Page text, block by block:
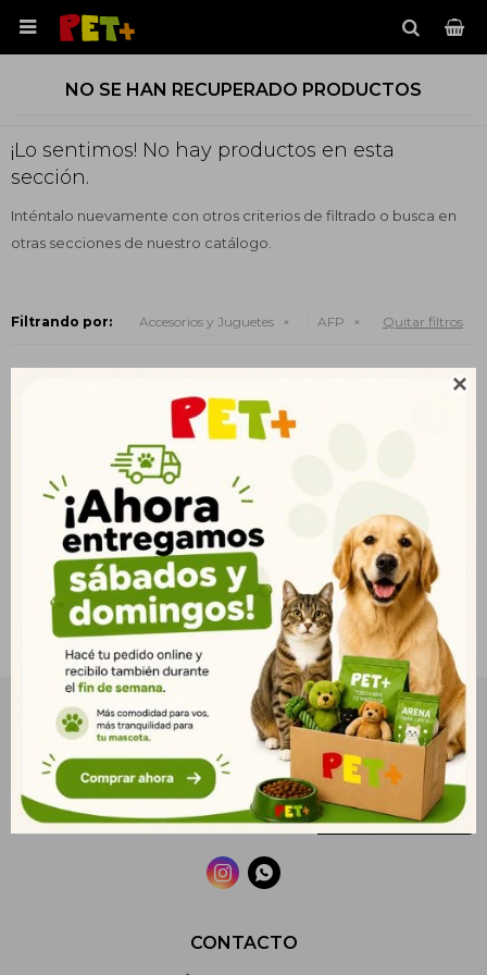


NO SE HAN RECUPERADO PRODUCTOS
¡Lo sentimos! No hay productos en esta
sección.
Inténtalo nuevamente con otros criterios de filtrado o busca en
otras secciones de nuestro catálogo.
Filtrando por: Accesorios y Juguetes AFP Quitar filtros
CONTACTO
NEWSLETTER
¡Suscribite y recibí todas nuestras novedades!
SUSCRIBIRME
 